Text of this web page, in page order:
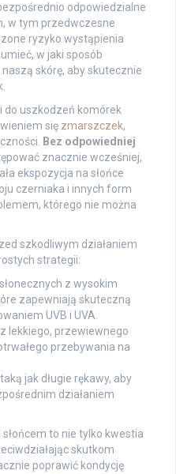
odpowiedzialne
w tym przedwczesne
ryzyko wystąpienia
w jaki sposób
skórę, aby skutecznie
do uszkodzeń komórek
się zmarszczek,
Bez odpowiedniej
znacznie wcześniej,
ekspozycja na słońce
czerniaka i innych form
którego nie można
szkodliwym działaniem
strategii:
z wysokim
zapewniają skuteczną
UVB i UVA.
lekkiego, przewiewnego
przebywania na
jak długie rękawy, aby
działaniem
to nie tylko kwestia
skutkom
poprawić kondycję